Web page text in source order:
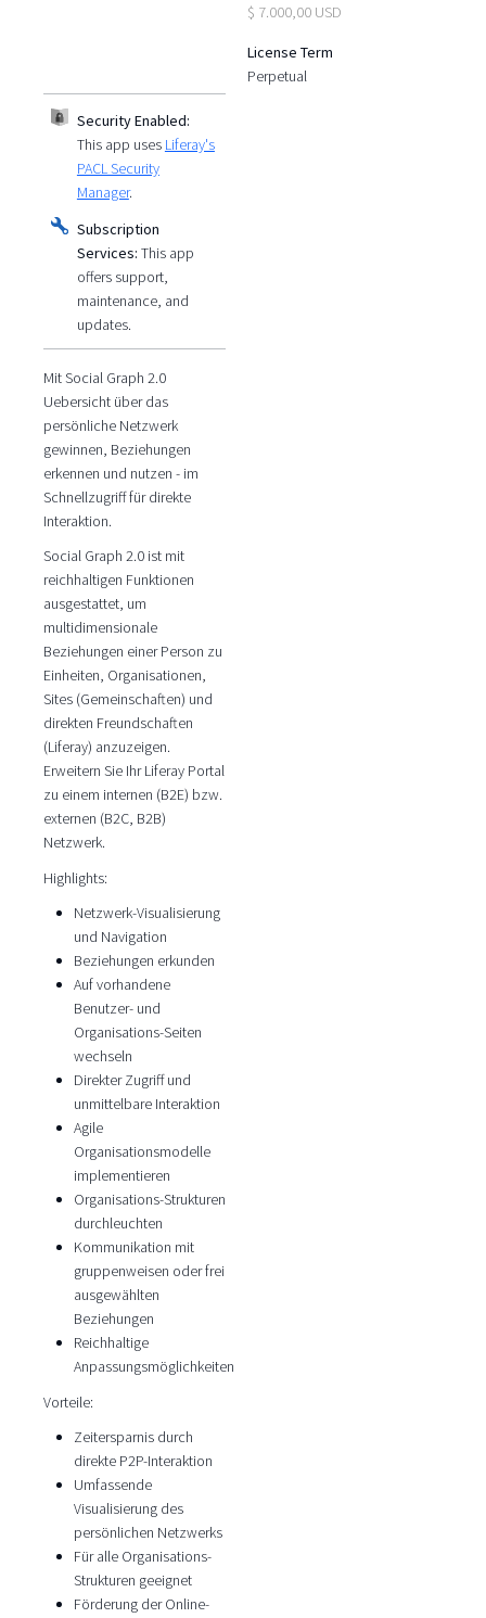
$ 7.000,00 USD
License Term
Perpetual
Security Enabled:
This app uses Liferay's
PACL Security
Manager.
Subscription
Services: This app
offers support,
maintenance, and
updates.
Mit Social Graph 2.0
Uebersicht über das
persönliche Netzwerk
gewinnen, Beziehungen
erkennen und nutzen - im
Schnellzugriff für direkte
Interaktion.
Social Graph 2.0 ist mit
reichhaltigen Funktionen
ausgestattet, um
multidimensionale
Beziehungen einer Person zu
Einheiten, Organisationen,
Sites (Gemeinschaften) und
direkten Freundschaften
(Liferay) anzuzeigen.
Erweitern Sie Ihr Liferay Portal
zu einem internen (B2E) bzw.
externen (B2C, B2B)
Netzwerk.
Highlights:
Netzwerk-Visualisierung
und Navigation
Beziehungen erkunden
Auf vorhandene
Benutzer- und
Organisations-Seiten
wechseln
Direkter Zugriff und
unmittelbare Interaktion
Agile
Organisationsmodelle
implementieren
Organisations-Strukturen
durchleuchten
Kommunikation mit
gruppenweisen oder frei
ausgewählten
Beziehungen
Reichhaltige
Anpassungsmöglichkeiten
Vorteile:
Zeitersparnis durch
direkte P2P-Interaktion
Umfassende
Visualisierung des
persönlichen Netzwerks
Für alle Organisations-
Strukturen geeignet
Förderung der Online-